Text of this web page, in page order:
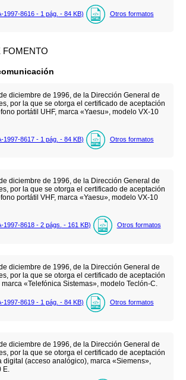
1997-8616 - 1 pág. - 84 KB) Otros formatos
FOMENTO
diciembre de 1996, de la Dirección General de
por la que se otorga el certificado de aceptación
portátil UHF, marca «Yaesu», modelo VX-10
1997-8617 - 1 pág. - 84 KB) Otros formatos
diciembre de 1996, de la Dirección General de
por la que se otorga el certificado de aceptación
portátil VHF, marca «Yaesu», modelo VX-10
1997-8618 - 2 págs. - 161 KB) Otros formatos
diciembre de 1996, de la Dirección General de
por la que se otorga el certificado de aceptación
«Telefónica Sistemas», modelo Teclón-C.
1997-8619 - 1 pág. - 84 KB) Otros formatos
diciembre de 1996, de la Dirección General de
por la que se otorga el certificado de aceptación
digital (acceso analógico), marca «Siemens»,